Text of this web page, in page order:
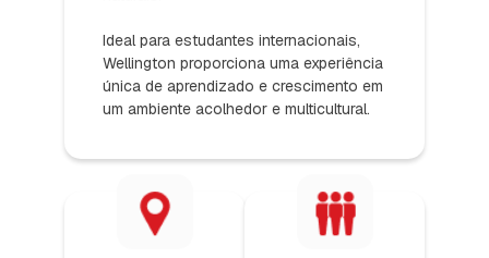
Ideal para estudantes internacionais,
Wellington proporciona uma experiência
única de aprendizado e crescimento em
um ambiente acolhedor e multicultural.